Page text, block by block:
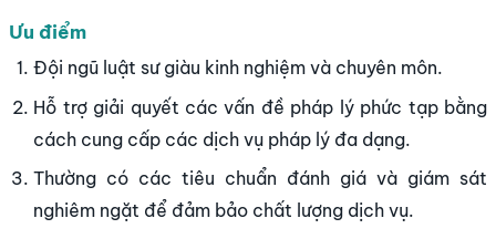
Ưu điểm
Đội ngũ luật sư giàu kinh nghiệm và chuyên môn.
Hỗ trợ giải quyết các vấn đề pháp lý phức tạp bằng
cách cung cấp các dịch vụ pháp lý đa dạng.
Thường có các tiêu chuẩn đánh giá và giám sát
nghiêm ngặt để đảm bảo chất lượng dịch vụ.